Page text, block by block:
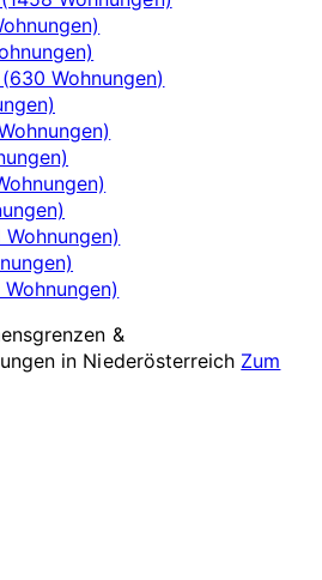
Wohnungen)
&
in Niederösterreich Zum